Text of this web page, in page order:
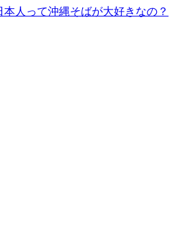
本人って沖縄そばが大好きなの？